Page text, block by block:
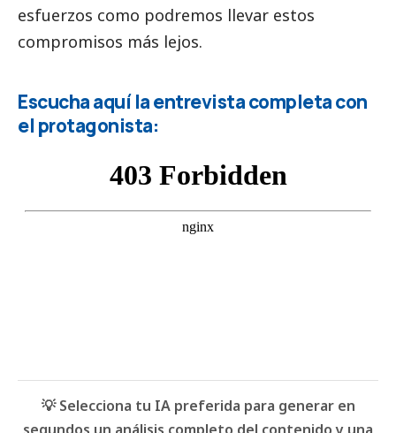
esfuerzos como podremos llevar estos
compromisos más lejos.
Escucha aquí la entrevista completa con
el protagonista:
💡 Selecciona tu IA preferida para generar en